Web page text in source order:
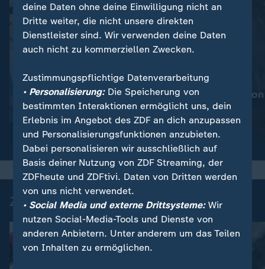
Wetter:
So wird das Wetter
Nachrichten | heute
Mehr
Waldbrände
Video
Zuletzt auf ZDFheute veröffentlicht
deine Daten ohne deine Einwilligung nicht an
Dritte weiter, die nicht unsere direkten
Dienstleister sind. Wir verwenden deine Daten
auch nicht zu kommerziellen Zwecken.
Zustimmungspflichtige Datenverarbeitung
• Personalisierung:Die Speicherung von
bestimmten Interaktionen ermöglicht uns, dein
Erlebnis im Angebot des ZDF an dich anzupassen
und Personalisierungsfunktionen anzubieten.
Dabei personalisieren wir ausschließlich auf
Basis deiner Nutzung von ZDF Streaming, der
ZDFheute und ZDFtivi. Daten von Dritten werden
von uns nicht verwendet.
• Social Media und externe Drittsysteme:Wir
nutzen Social-Media-Tools und Dienste von
anderen Anbietern. Unter anderem um das Teilen
von Inhalten zu ermöglichen.